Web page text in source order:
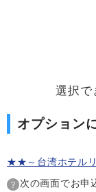
選択で
オプション
★★～台湾ホテル
次の画面でお申